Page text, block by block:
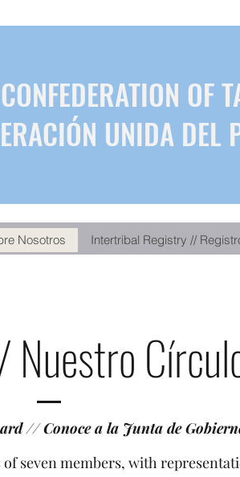
OF
UNIDA DEL
Nosotros Intertribal Registry //
// Conoce a la Junta de
seven members, with